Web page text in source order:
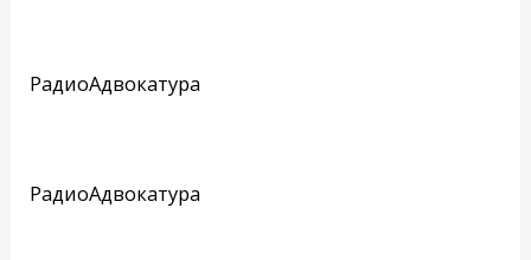
РадиоАдвокатура
РадиоАдвокатура